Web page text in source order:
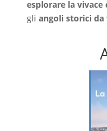
esplorare la
gli angoli storici da